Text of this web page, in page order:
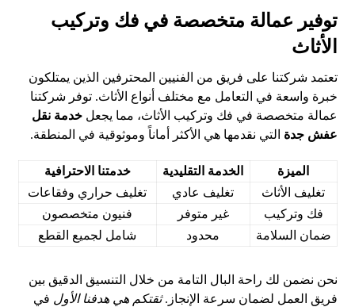
توفير عمالة متخصصة في فك وتركيب
الأثاث
تعتمد شركتنا على فريق من الفنيين المحترفين الذين يمتلكون
خبرة واسعة في التعامل مع مختلف أنواع الأثاث. توفر شركتنا
عمالة متخصصة في فك وتركيب الأثاث، مما يجعلخدمة نقل
عفش جدة التي نقدمها هي الأكثر أماناً وموثوقية في المنطقة.
الميزة الخدمة التقليدية
خدمتنا الاحترافية
تغليف الأثاث
تغليف عادي
تغليف حراري وفقاعات
فك وتركيب
غير متوفر
فنيون متخصصون
ضمان السلامة
محدود شامل لجميع القطع
نحن نضمن لك راحة البال التامة من خلال التنسيق الدقيق بين
فريق العمل لضمان سرعة الإنجاز.ثقتكم هي هدفنا الأول في